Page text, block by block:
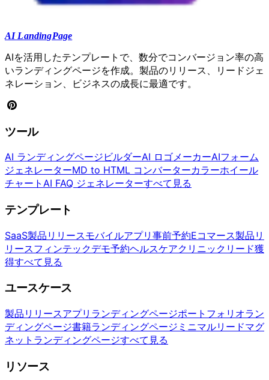
AI LandingPage
AIを活用したテンプレートで、数分でコンバージョン率の高
いランディングページを作成。製品のリリース、リードジェ
ネレーション、ビジネスの成長に最適です。
ツール
AI ランディングページビルダーAI ロゴメーカーAIフォーム
ジェネレーターMD to HTML コンバーターカラーホイール
チャート AI FAQ ジェネレーターすべて見る
テンプレート
SaaS製品リリースモバイルアプリ事前予約Eコマース製品リ
リースフィンテックデモ予約ヘルスケアクリニックリード獲
得すべて見る
ユースケース
製品リリースアプリランディングページポートフォリオラン
ディングページ書籍ランディングページ ミニマルリードマグ
ネットランディングページすべて見る
リソース